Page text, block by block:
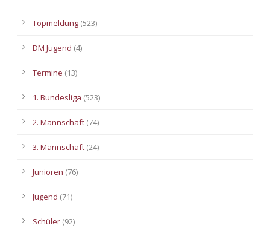
Topmeldung (523)
DM Jugend (4)
Termine (13)
1. Bundesliga (523)
2. Mannschaft (74)
3. Mannschaft (24)
Junioren (76)
Jugend (71)
Schüler (92)